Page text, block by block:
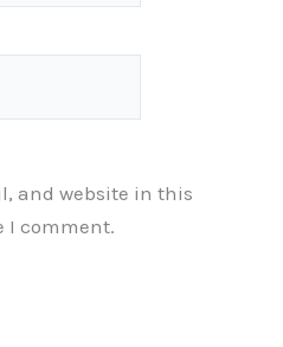
and website in this
I comment.